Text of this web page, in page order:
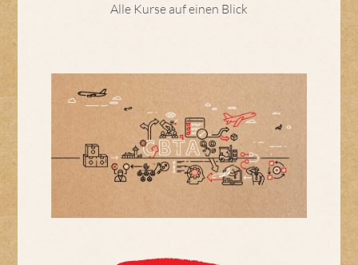
Alle Kurse auf einen Blick